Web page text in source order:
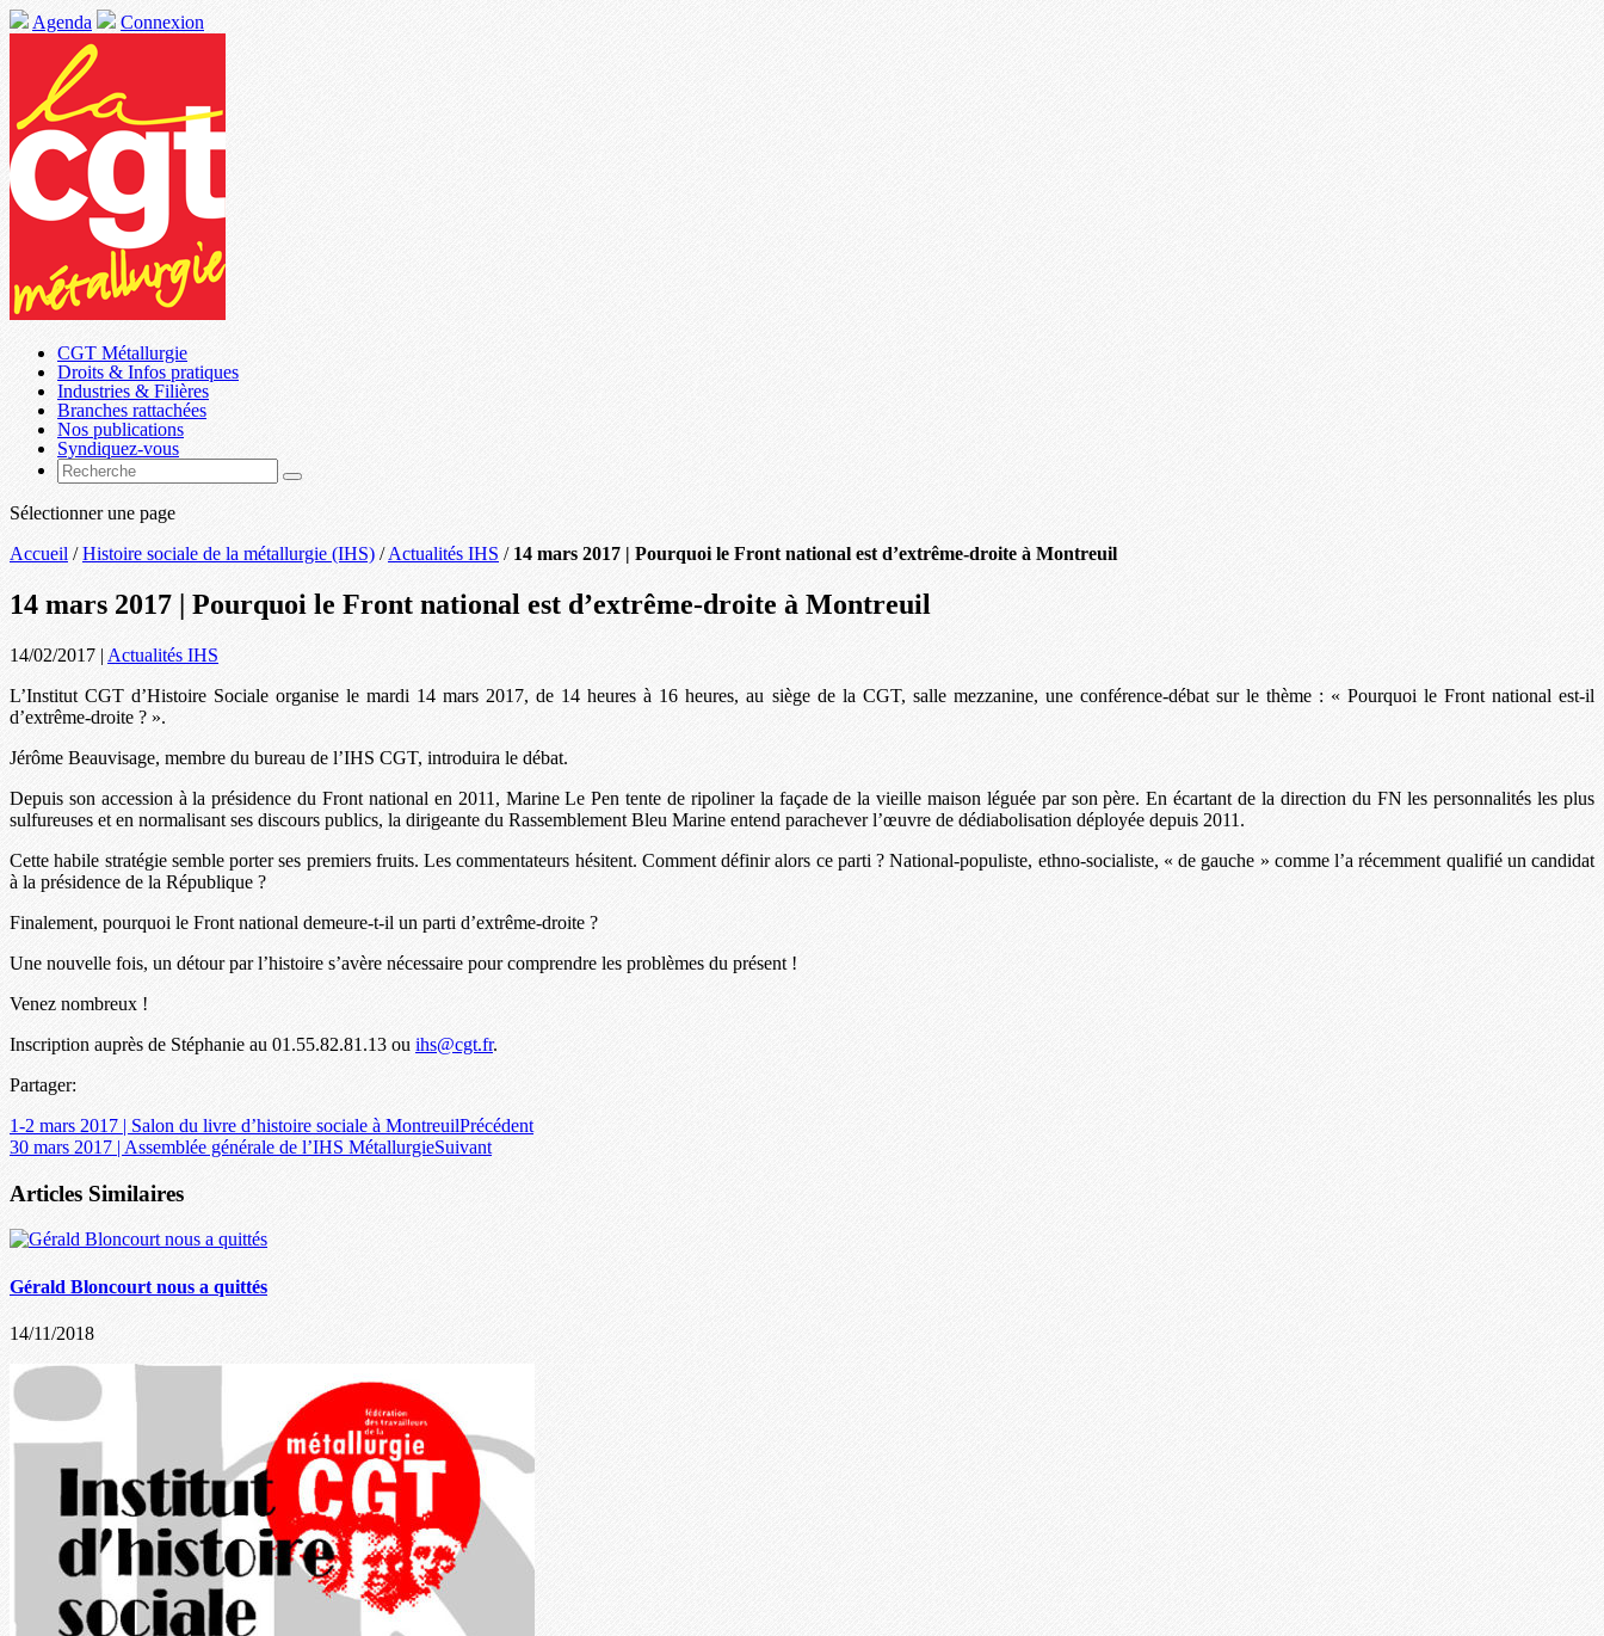
Agenda Connexion
CGT Métallurgie
Droits & Infos pratiques
Industries & Filières
Branches rattachées
Nos publications
Syndiquez-vous
Sélectionner une page
Accueil /Histoire sociale de la métallurgie (IHS) /Actualités IHS / 14 mars 2017 | Pourquoi le Front national est d’extrême-droite à Montreuil
14 mars 2017 | Pourquoi le Front national est d’extrême-droite à Montreuil
14/02/2017 | Actualités IHS
L’Institut CGT d’Histoire Sociale organise le mardi 14 mars 2017, de 14 heures à 16 heures, au siège de la CGT, salle mezzanine, une conférence-débat sur le thème : « Pourquoi le Front national est-il
d’extrême-droite ? ».
Jérôme Beauvisage, membre du bureau de l’IHS CGT, introduira le débat.
Depuis son accession à la présidence du Front national en 2011, Marine Le Pen tente de ripoliner la façade de la vieille maison léguée par son père. En écartant de la direction du FN les personnalités les plus
sulfureuses et en normalisant ses discours publics, la dirigeante du Rassemblement Bleu Marine entend parachever l’œuvre de dédiabolisation déployée depuis 2011.
Cette habile stratégie semble porter ses premiers fruits. Les commentateurs hésitent. Comment définir alors ce parti ? National-populiste, ethno-socialiste, « de gauche » comme l’a récemment qualifié un candidat
à la présidence de la République ?
Finalement, pourquoi le Front national demeure-t-il un parti d’extrême-droite ?
Une nouvelle fois, un détour par l’histoire s’avère nécessaire pour comprendre les problèmes du présent !
Venez nombreux !
Inscription auprès de Stéphanie au 01.55.82.81.13 ou ihs@cgt.fr.
Partager:
1-2 mars 2017 | Salon du livre d’histoire sociale à MontreuilPrécédent
30 mars 2017 | Assemblée générale de l’IHS MétallurgieSuivant
Articles Similaires
Gérald Bloncourt nous a quittés
14/11/2018